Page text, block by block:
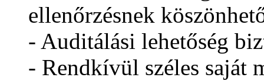
ellenőrzésnek
- Auditálási lehetőség
- Rendkívül széles saját